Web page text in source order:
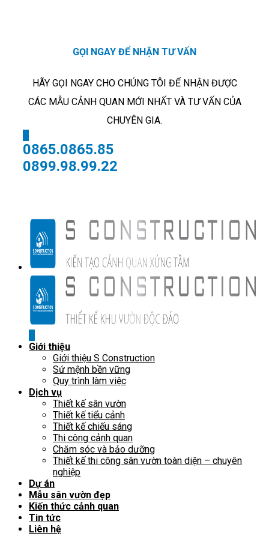
GỌI NGAY ĐỂ NHẬN TƯ VẤN
HÃY GỌI NGAY CHO CHÚNG TÔI ĐỂ NHẬN ĐƯỢC
CÁC MẪU CẢNH QUAN MỚI NHẤT VÀ TƯ VẤN CỦA
CHUYÊN GIA.
0865.0865.85
0899.98.99.22
Giới thiệu
Giới thiệu S Construction
Sứ mệnh bền vững
Quy trình làm việc
Dịch vụ
Thiết kế sân vườn
Thiết kế tiểu cảnh
Thiết kế chiếu sáng
Thi công cảnh quan
Chăm sóc và bảo dưỡng
Thiết kế thi công sân vườn toàn diện – chuyên
nghiệp
Dự án
Mẫu sân vườn đẹp
Kiến thức cảnh quan
Tin tức
Liên hệ